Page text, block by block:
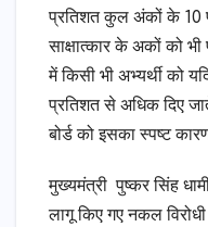
प्रतिशत कुल अंकों के 10
साक्षात्कार के अकों को भी
में किसी भी अभ्यर्थी को
प्रतिशत से अधिक दिए
बोर्ड को इसका स्पष्ट
मुख्यमंत्री पुष्कर सिंह
लागू किए गए नकल